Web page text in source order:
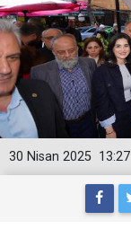
13:27
30 Nisan 2025